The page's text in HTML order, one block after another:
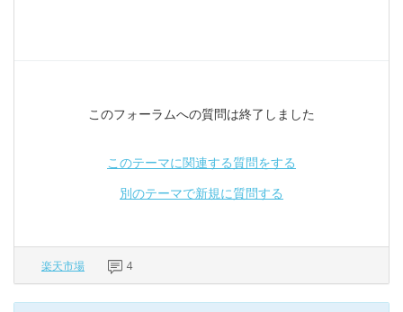
このフォーラムへの質問は終了しました
このテーマに関連する質問をする
別のテーマで新規に質問する
楽天市場 4